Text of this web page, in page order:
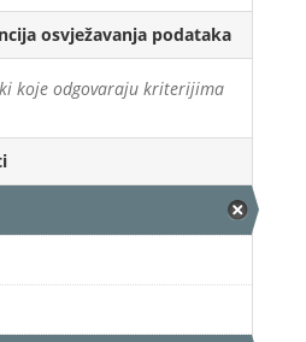
osvježavanja podataka
koje odgovaraju kriterijima